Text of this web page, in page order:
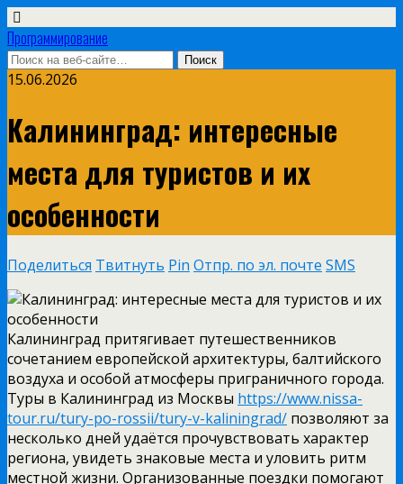
Программирование
15.06.2026
Калининград: интересные
места для туристов и их
особенности
Поделиться Твитнуть Pin Отпр. по эл. почте SMS
Калининград притягивает путешественников
сочетанием европейской архитектуры, балтийского
воздуха и особой атмосферы приграничного города.
Туры в Калининград из Москвы https://www.nissa-
tour.ru/tury-po-rossii/tury-v-kaliningrad/ позволяют за
несколько дней удаётся прочувствовать характер
региона, увидеть знаковые места и уловить ритм
местной жизни. Организованные поездки помогают